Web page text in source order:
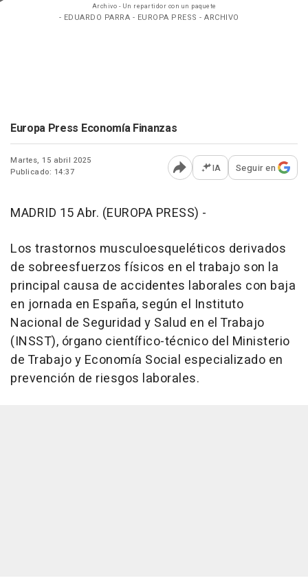
Archivo - Un repartidor con un paquete
- EDUARDO PARRA - EUROPA PRESS - ARCHIVO
Europa Press Economía Finanzas
Martes, 15 abril 2025
Publicado: 14:37
Abrir opciones para
IA Seguir en
MADRID 15 Abr. (EUROPA PRESS) -
Los trastornos musculoesqueléticos derivados
de sobreesfuerzos físicos en el trabajo son la
principal causa de accidentes laborales con baja
en jornada en España, según el Instituto
Nacional de Seguridad y Salud en el Trabajo
(INSST), órgano científico-técnico del Ministerio
de Trabajo y Economía Social especializado en
prevención de riesgos laborales.